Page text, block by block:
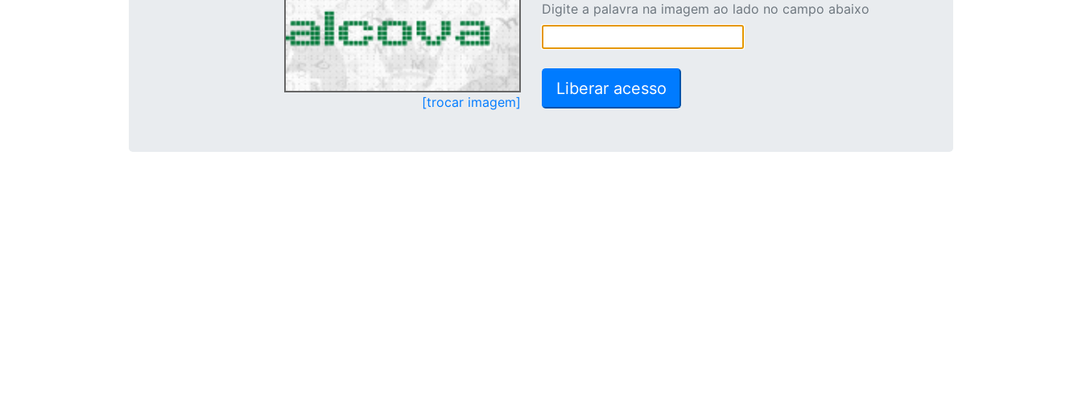
[trocar imagem]
Digite a palavra na imagem ao lado no campo abaixo